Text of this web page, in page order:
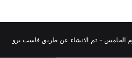
الخامس - تم الانشاء عن طريق فاست برو